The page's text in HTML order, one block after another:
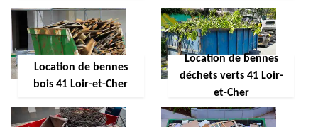
Location de bennes
bois 41 Loir-et-Cher
Location de bennes
déchets verts 41 Loir-
et-Cher